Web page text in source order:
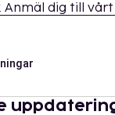
Anmäl dig till